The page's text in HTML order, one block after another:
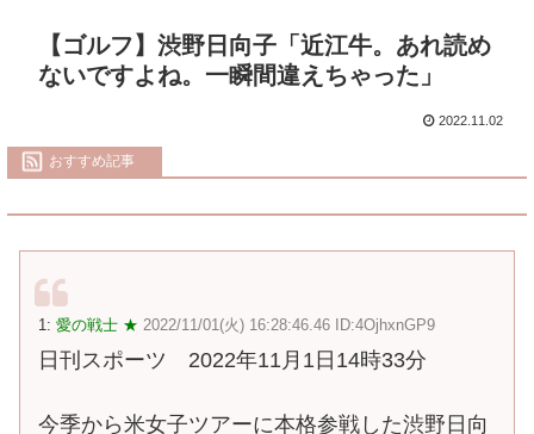
【ゴルフ】渋野日向子「近江牛。あれ読め
ないですよね。一瞬間違えちゃった」
2022.11.02
おすすめ記事
1: 愛の戦士 ★ 2022/11/01(火) 16:28:46.46 ID:4OjhxnGP9
日刊スポーツ 2022年11月1日14時33分
今季から米女子ツアーに本格参戦した渋野日向